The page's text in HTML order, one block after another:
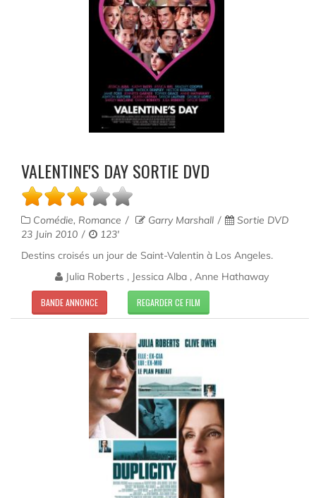
VALENTINE'S DAY SORTIE DVD
Comédie, Romance Garry Marshall
Sortie DVD
23 Juin 2010
123'
Destins croisés un jour de Saint-Valentin à Los Angeles.
Julia Roberts , Jessica Alba , Anne Hathaway
BANDE ANNONCE REGARDER CE FILM